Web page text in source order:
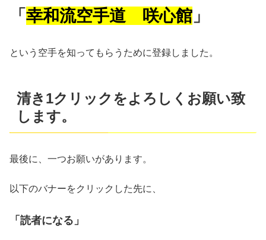
「 幸和流空手道 咲心館 」
という空手を知ってもらうために登録しました。
清き1クリックをよろしくお願い致
します。
最後に、一つお願いがあります。
以下のバナーをクリックした先に、
「読者になる」